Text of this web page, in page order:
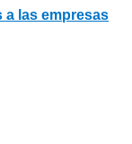
las empresas